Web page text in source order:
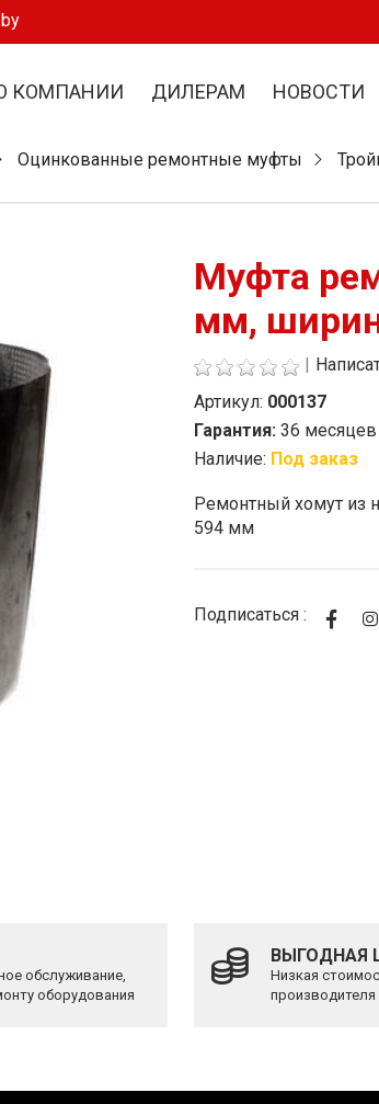
КОМПАНИИ ДИЛЕРАМ НОВОСТИ
Оцинкованные ремонтные муфты
Муфта
мм,
|
Артикул: 000137
Гарантия: 36 месяцев
Наличие: Под заказ
Стоимость
Ремонтный хомут из
594 мм
Подписаться :
обслуживание,
оборудования
ВЫГОДНАЯ
Низкая
производителя